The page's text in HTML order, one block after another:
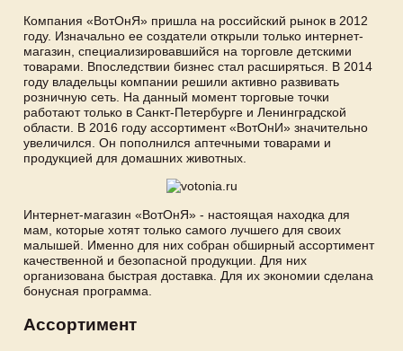
Компания «ВотОнЯ» пришла на российский рынок в 2012
году. Изначально ее создатели открыли только интернет-
магазин, специализировавшийся на торговле детскими
товарами. Впоследствии бизнес стал расширяться. В 2014
году владельцы компании решили активно развивать
розничную сеть. На данный момент торговые точки
работают только в Санкт-Петербурге и Ленинградской
области. В 2016 году ассортимент «ВотОнИ» значительно
увеличился. Он пополнился аптечными товарами и
продукцией для домашних животных.
Интернет-магазин «ВотОнЯ» - настоящая находка для
мам, которые хотят только самого лучшего для своих
малышей. Именно для них собран обширный ассортимент
качественной и безопасной продукции. Для них
организована быстрая доставка. Для их экономии сделана
бонусная программа.
Ассортимент